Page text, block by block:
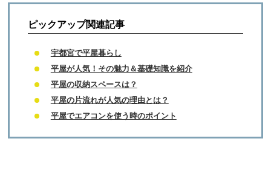
ピックアップ関連記事
宇都宮で平屋暮らし
平屋が人気！その魅力＆基礎知識を紹介
平屋の収納スペースは？
平屋の片流れが人気の理由とは？
平屋でエアコンを使う時のポイント